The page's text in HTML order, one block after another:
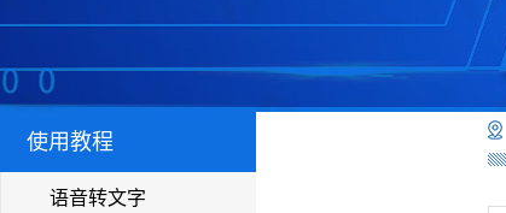
使用教程
语音转文字